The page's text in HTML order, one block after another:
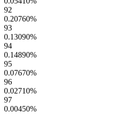
92
0.20760%
93
0.13090%
94
0.14890%
95
0.07670%
96
0.02710%
97
0.00450%